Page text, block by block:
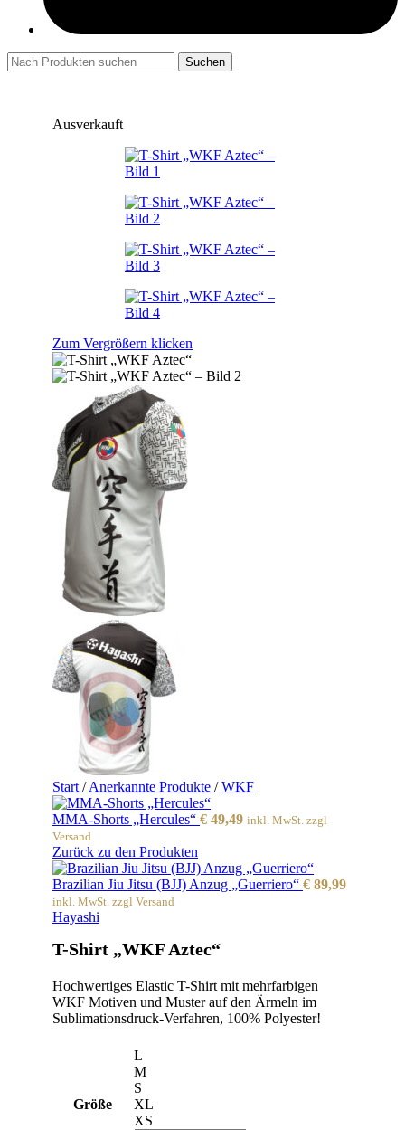
Suchen
Ausverkauft
Zum Vergrößern klicken
Start / Anerkannte Produkte / WKF
MMA-Shorts „Hercules“ € 49,49 inkl. MwSt. zzgl
Versand
Zurück zu den Produkten
Brazilian Jiu Jitsu (BJJ) Anzug „Guerriero“ € 89,99
inkl. MwSt. zzgl Versand
Hayashi
T-Shirt „WKF Aztec“
Hochwertiges Elastic T-Shirt mit mehrfarbigen
WKF Motiven und Muster auf den Ärmeln im
Sublimationsdruck-Verfahren, 100% Polyester!
Größe
L
M
S
XL
XS